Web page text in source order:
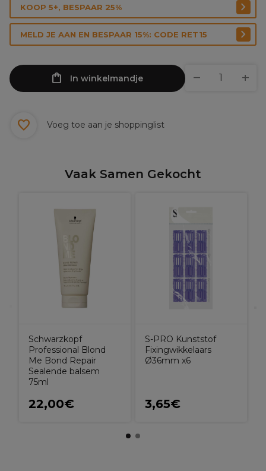
KOOP 5+, BESPAAR 25%
MELD JE AAN EN BESPAAR 15%: CODE RET15
In winkelmandje
Voeg toe aan je shoppinglist
Vaak Samen Gekocht
Schwarzkopf
Professional Blond
Me Bond Repair
Sealende balsem
75ml
22,00€
S-PRO Kunststof
Fixingwikkelaars
Ø36mm x6
3,65€